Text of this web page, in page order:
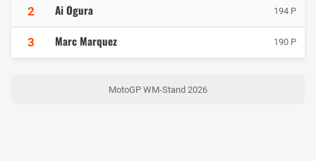
2 Ai Ogura 194 P
3 Marc Marquez 190 P
MotoGP WM-Stand 2026